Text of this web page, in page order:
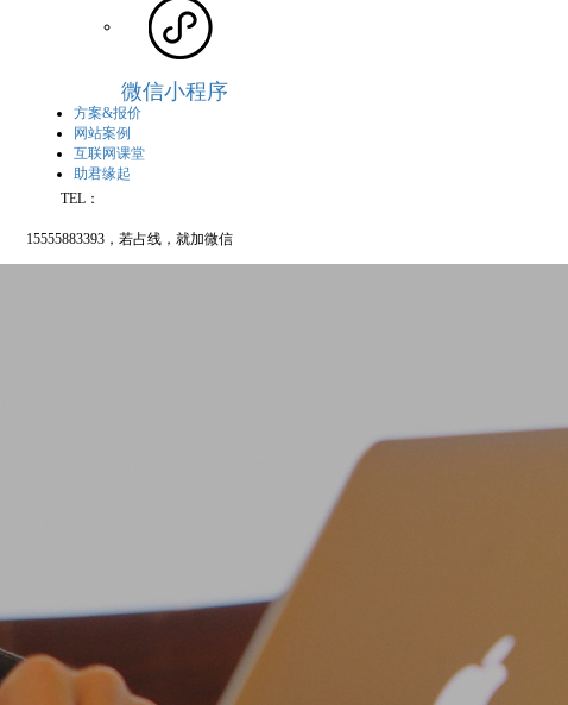
微信小程序
方案&报价
网站案例
互联网课堂
助君缘起
TEL：
15555883393，若占线，就加微信